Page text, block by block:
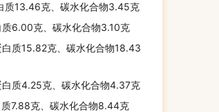
质13.46克、碳水化合物3.45克
6.00克、碳水化合物3.10克
质15.82克、碳水化合物18.43
质4.25克、碳水化合物4.37克
7.88克、碳水化合物8.44克